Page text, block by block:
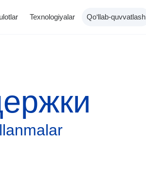
Texnologiyalar Qo‘llab-quvvatlash